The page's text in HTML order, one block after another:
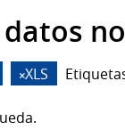
XLS